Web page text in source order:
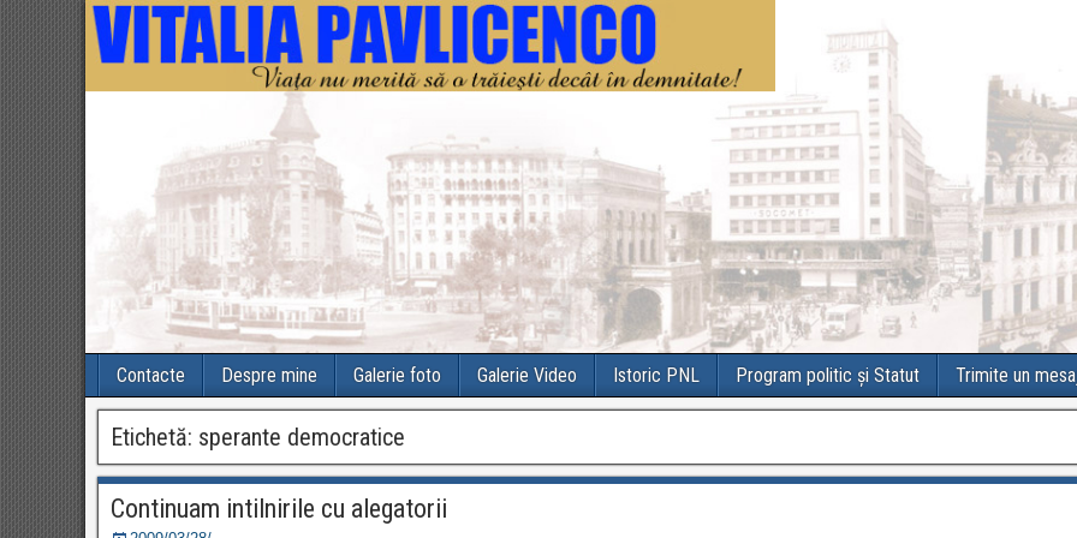
Contacte Despre mine Galerie foto Galerie Video Istoric PNL Program politic și Statut Trimite un
Etichetă: sperante democratice
Continuam intilnirile cu alegatorii